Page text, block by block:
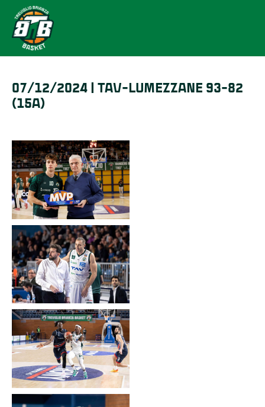
07/12/2024 | TAV-LUMEZZANE 93-82
(15A)